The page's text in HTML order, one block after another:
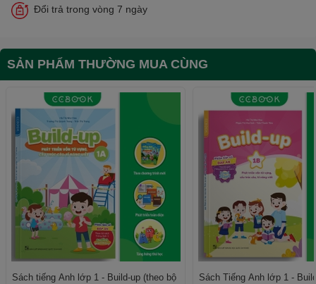
Đổi trả trong vòng 7 ngày
SẢN PHẨM THƯỜNG MUA CÙNG
Sách tiếng Anh lớp 1 - Build-up (theo bộ
Sách Tiếng Anh lớp 1 -